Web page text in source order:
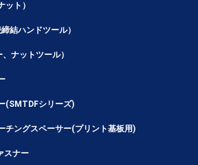
ト）
結ハンドツール）
ナットツール）
(SMTDFシリーズ)
チングスペーサー(プリント基板用)
スナー